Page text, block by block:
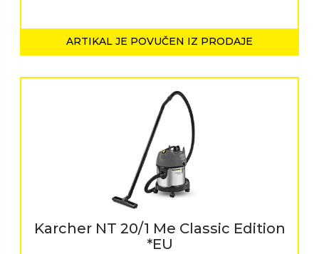
ARTIKAL JE POVUČEN IZ PRODAJE
Karcher NT 20/1 Me Classic Edition
*EU